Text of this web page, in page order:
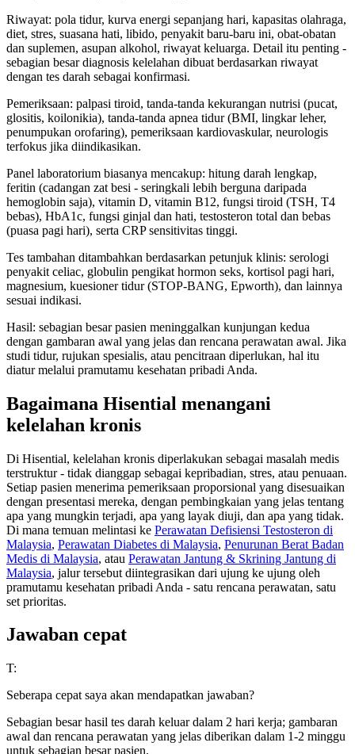
Riwayat: pola tidur, kurva energi sepanjang hari, kapasitas olahraga,
diet, stres, suasana hati, libido, penyakit baru-baru ini, obat-obatan
dan suplemen, asupan alkohol, riwayat keluarga. Detail itu penting -
sebagian besar diagnosis kelelahan dibuat berdasarkan riwayat
dengan tes darah sebagai konfirmasi.
Pemeriksaan: palpasi tiroid, tanda-tanda kekurangan nutrisi (pucat,
glositis, koilonikia), tanda-tanda apnea tidur (BMI, lingkar leher,
penumpukan orofaring), pemeriksaan kardiovaskular, neurologis
terfokus jika diindikasikan.
Panel laboratorium biasanya mencakup: hitung darah lengkap,
feritin (cadangan zat besi - seringkali lebih berguna daripada
hemoglobin saja), vitamin D, vitamin B12, fungsi tiroid (TSH, T4
bebas), HbA1c, fungsi ginjal dan hati, testosteron total dan bebas
(puasa pagi hari), serta CRP sensitivitas tinggi.
Tes tambahan ditambahkan berdasarkan petunjuk klinis: serologi
penyakit celiac, globulin pengikat hormon seks, kortisol pagi hari,
magnesium, kuesioner tidur (STOP-BANG, Epworth), dan lainnya
sesuai indikasi.
Hasil: sebagian besar pasien meninggalkan kunjungan kedua
dengan gambaran awal yang jelas dan rencana perawatan awal. Jika
studi tidur, rujukan spesialis, atau pencitraan diperlukan, hal itu
diatur melalui pramutamu kesehatan pribadi Anda.
Bagaimana Hisential menangani
kelelahan kronis
Di Hisential, kelelahan kronis diperlakukan sebagai masalah medis
terstruktur - tidak dianggap sebagai kepribadian, stres, atau penuaan.
Setiap pasien menerima pemeriksaan proporsional yang disesuaikan
dengan presentasi mereka, dengan pembingkaian yang jelas tentang
apa yang mungkin terjadi, apa yang layak diuji, dan apa yang tidak.
Di mana temuan melintasi ke Perawatan Defisiensi Testosteron di
Malaysia, Perawatan Diabetes di Malaysia, Penurunan Berat Badan
Medis di Malaysia, atau Perawatan Jantung & Skrining Jantung di
Malaysia, jalur tersebut diintegrasikan dari ujung ke ujung oleh
pramutamu kesehatan pribadi Anda - satu rencana perawatan, satu
set prioritas.
Jawaban cepat
T:
Seberapa cepat saya akan mendapatkan jawaban?
Sebagian besar hasil tes darah keluar dalam 2 hari kerja; gambaran
awal dan rencana perawatan yang jelas diberikan dalam 1-2 minggu
untuk sebagian besar pasien.